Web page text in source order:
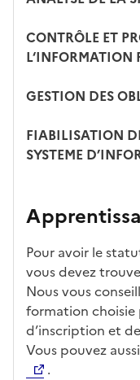
CONTRÔLE ET
L‘INFORMATION
GESTION DES
FIABILISATION
SYSTEME
Pour avoir le
vous devez
Nous vous
formation choisie
d’inscription et
Vous pouvez aussi
.